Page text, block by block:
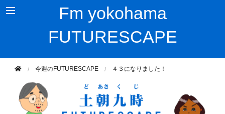
Fm yokohama
FUTURESCAPE
今週のFUTURESCAPE ４３になりました！